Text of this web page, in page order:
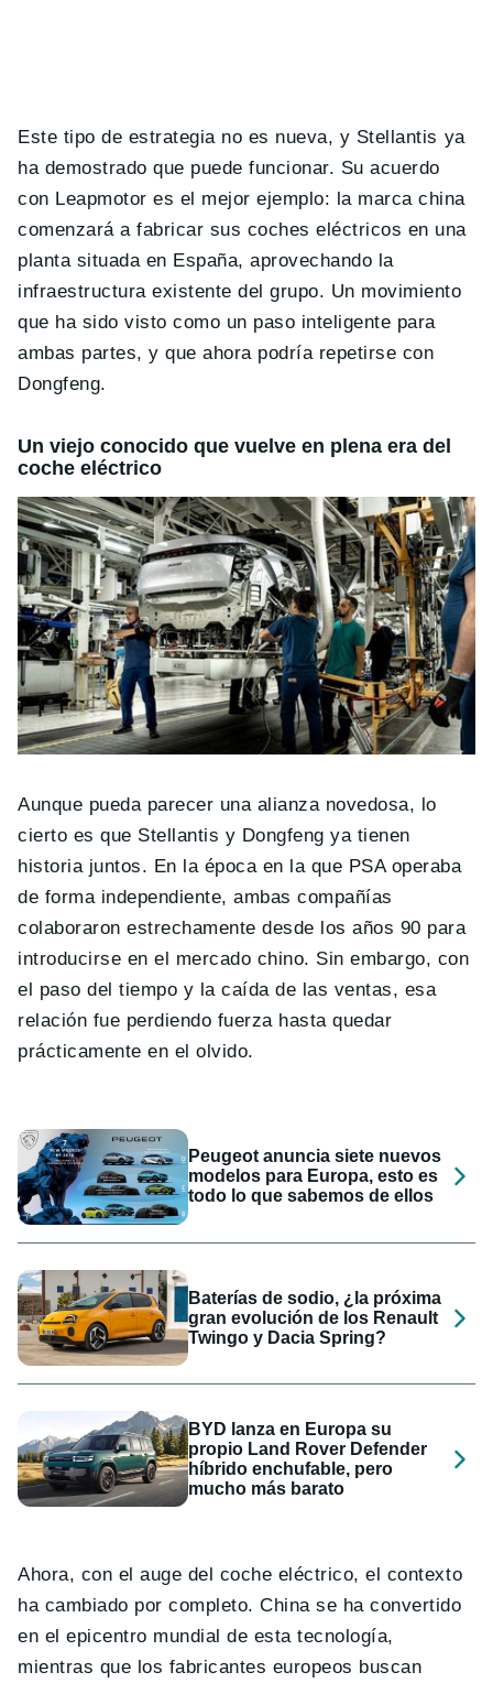
Este tipo de estrategia no es nueva, y Stellantis ya
ha demostrado que puede funcionar. Su acuerdo
con Leapmotor es el mejor ejemplo: la marca china
comenzará a fabricar sus coches eléctricos en una
planta situada en España, aprovechando la
infraestructura existente del grupo. Un movimiento
que ha sido visto como un paso inteligente para
ambas partes, y que ahora podría repetirse con
Dongfeng.
Un viejo conocido que vuelve en plena era del
coche eléctrico
Aunque pueda parecer una alianza novedosa, lo
cierto es que Stellantis y Dongfeng ya tienen
historia juntos. En la época en la que PSA operaba
de forma independiente, ambas compañías
colaboraron estrechamente desde los años 90 para
introducirse en el mercado chino. Sin embargo, con
el paso del tiempo y la caída de las ventas, esa
relación fue perdiendo fuerza hasta quedar
prácticamente en el olvido.
Peugeot anuncia siete nuevos
modelos para Europa, esto es
todo lo que sabemos de ellos
Baterías de sodio, ¿la próxima
gran evolución de los Renault
Twingo y Dacia Spring?
BYD lanza en Europa su
propio Land Rover Defender
híbrido enchufable, pero
mucho más barato
Ahora, con el auge del coche eléctrico, el contexto
ha cambiado por completo. China se ha convertido
en el epicentro mundial de esta tecnología,
mientras que los fabricantes europeos buscan